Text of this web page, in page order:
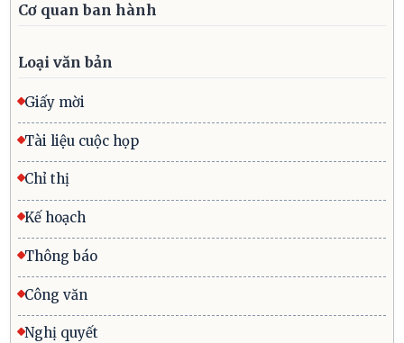
Cơ quan ban hành
Loại văn bản
Giấy mời
Tài liệu cuộc họp
Chỉ thị
Kế hoạch
Thông báo
Công văn
Nghị quyết